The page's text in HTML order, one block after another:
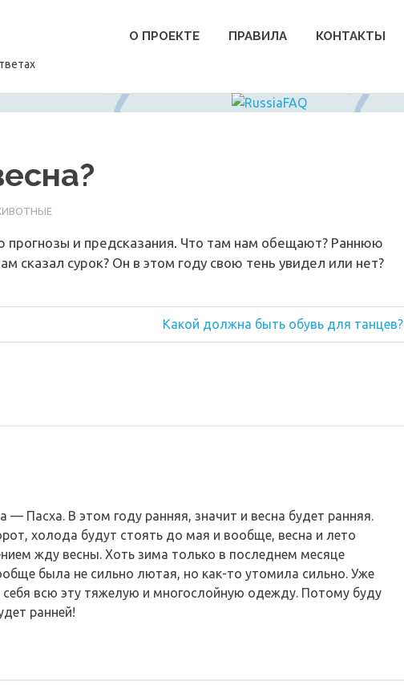
О ПРОЕКТЕ ПРАВИЛА КОНТАКТЫ
прогнозы и предсказания. Что там нам обещают? Раннюю
сказал сурок? Он в этом году свою тень увидел или нет?
Следующая
запись:
Какой должна быть обувь для танцев?
Пасха. В этом году ранняя, значит и весна будет ранняя.
холода будут стоять до мая и вообще, весна и лето
жду весны. Хоть зима только в последнем месяце
была не сильно лютая, но как-то утомила сильно. Уже
себя всю эту тяжелую и многослойную одежду. Потому буду
ранней!